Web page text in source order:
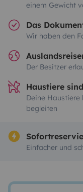
einem Gewicht
Das
Wir haben den
Der Besitzer
Haustiere
Deine
begleiten
Einfacher und